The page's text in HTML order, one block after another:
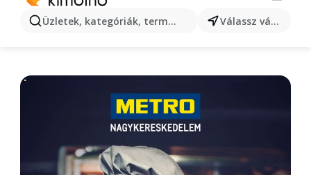
Üzletek, kategóriák, termékek keresése... Válassz várost